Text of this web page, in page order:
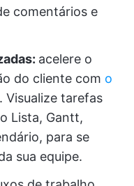
comentários e
acelere o
do cliente com o
. Visualize tarefas
Lista, Gantt,
para se
sua equipe.